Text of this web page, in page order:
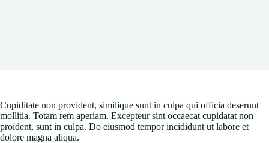
Cupiditate non provident, similique sunt in culpa qui officia deserunt
mollitia. Totam rem aperiam. Excepteur sint occaecat cupidatat non
proident, sunt in culpa. Do eiusmod tempor incididunt ut labore et
dolore magna aliqua.